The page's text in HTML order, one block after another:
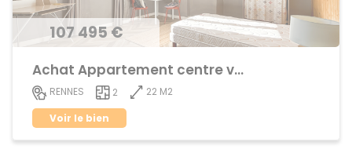
107 495 €
Achat Appartement centre ville
RENNES 2
22 M2
Voir le bien